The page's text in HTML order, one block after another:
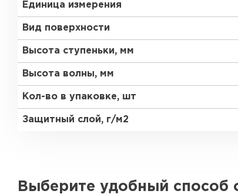
Единица измерения
Вид поверхности
Высота ступеньки, мм
Высота волны, мм
Кол-во в упаковке, шт
Защитный слой, г/м2
Выберите удобный способ